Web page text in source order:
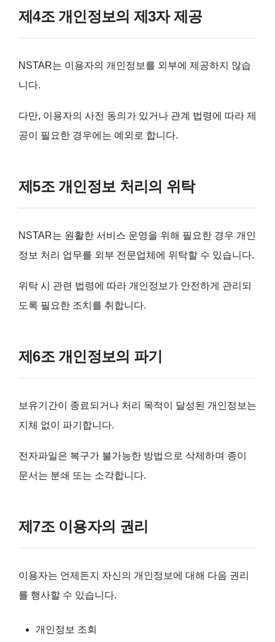
제4조 개인정보의 제3자 제공
NSTAR는 이용자의 개인정보를 외부에 제공하지 않습
니다.
다만, 이용자의 사전 동의가 있거나 관계 법령에 따라 제
공이 필요한 경우에는 예외로 합니다.
제5조 개인정보 처리의 위탁
NSTAR는 원활한 서비스 운영을 위해 필요한 경우 개인
정보 처리 업무를 외부 전문업체에 위탁할 수 있습니다.
위탁 시 관련 법령에 따라 개인정보가 안전하게 관리되
도록 필요한 조치를 취합니다.
제6조 개인정보의 파기
보유기간이 종료되거나 처리 목적이 달성된 개인정보는
지체 없이 파기합니다.
전자파일은 복구가 불가능한 방법으로 삭제하며 종이
문서는 분쇄 또는 소각합니다.
제7조 이용자의 권리
이용자는 언제든지 자신의 개인정보에 대해 다음 권리
를 행사할 수 있습니다.
개인정보 조회